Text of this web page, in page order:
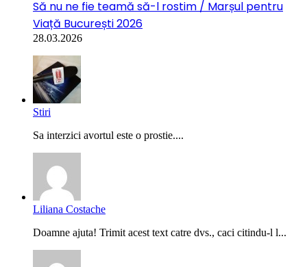
Să nu ne fie teamă să-l rostim / Marșul pentru
Viață București 2026
28.03.2026
Stiri
Sa interzici avortul este o prostie....
Liliana Costache
Doamne ajuta! Trimit acest text catre dvs., caci citindu-l l...